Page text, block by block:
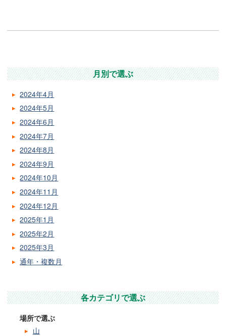
月別で選ぶ
2024年4月
2024年5月
2024年6月
2024年7月
2024年8月
2024年9月
2024年10月
2024年11月
2024年12月
2025年1月
2025年2月
2025年3月
通年・複数月
各カテゴリで選ぶ
場所で選ぶ
山